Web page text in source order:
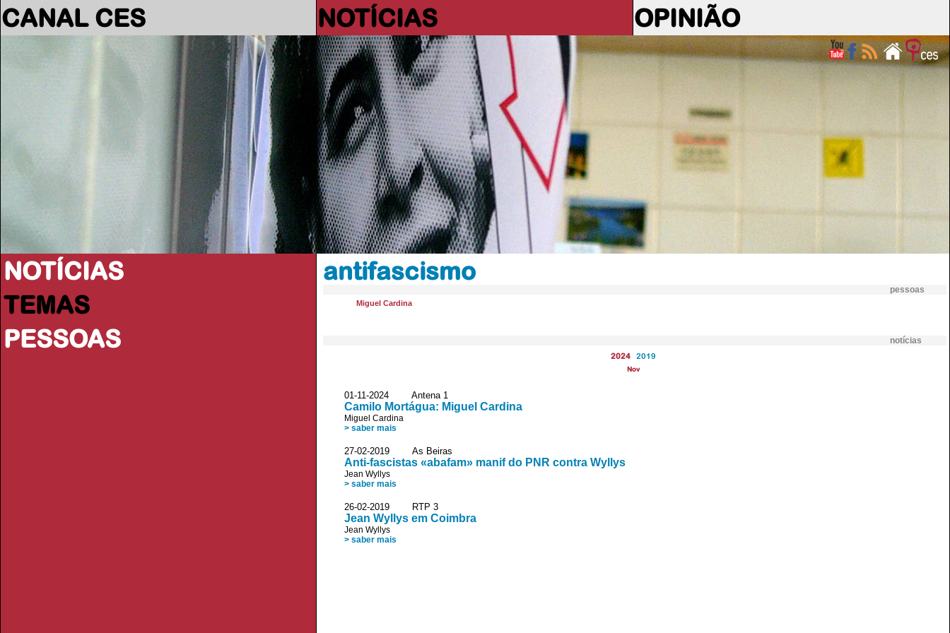
CANAL CES NOTÍCIAS OPINIÃO
NOTÍCIAS
TEMAS
PESSOAS
antifascismo
pessoas
Miguel Cardina
notícias
2024 2019
Nov
01-11-2024 Antena 1
Camilo Mortágua: Miguel Cardina
Miguel Cardina
> saber mais
27-02-2019 As Beiras
Anti-fascistas «abafam» manif do PNR contra Wyllys
Jean Wyllys
> saber mais
26-02-2019 RTP 3
Jean Wyllys em Coimbra
Jean Wyllys
> saber mais